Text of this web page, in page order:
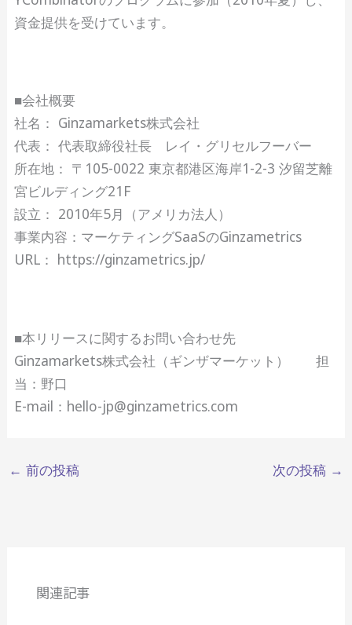
資金提供を受けています。
■会社概要
社名： Ginzamarkets株式会社
代表： 代表取締役社長 レイ・グリセルフーバー
所在地： 〒105-0022 東京都港区海岸1-2-3 汐留芝離
宮ビルディング21F
設立： 2010年5月（アメリカ法人）
事業内容：マーケティングSaaSのGinzametrics
URL： https://ginzametrics.jp/
■本リリースに関するお問い合わせ先
Ginzamarkets株式会社（ギンザマーケット） 担
当：野口
E-mail：hello-jp@ginzametrics.com
← 前の投稿 次の投稿 →
関連記事